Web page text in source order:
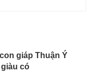
giáp Thuận Ý
có